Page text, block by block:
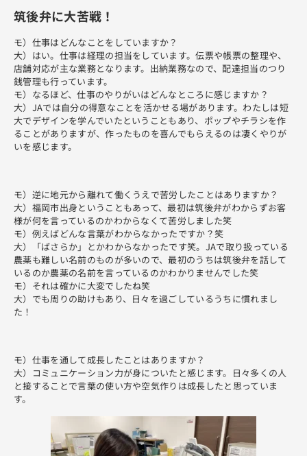
筑後弁に大苦戦！
モ）仕事はどんなことをしていますか？
大）はい。仕事は経理の担当をしています。伝票や帳票の整理や、
店舗対応が主な業務となります。出納業務なので、配達担当のつり
銭管理も行っています。
モ）なるほど、仕事のやりがいはどんなところに感じますか？
大）JAでは自分の得意なことを活かせる場があります。わたしは短
大でデザインを学んでいたということもあり、ポップやチラシを作
ることがありますが、作ったものを喜んでもらえるのは凄くやりが
いを感じます。
モ）逆に地元から離れて働くうえで苦労したことはありますか？
大）福岡市出身ということもあって、最初は筑後弁がわからずお客
様が何を言っているのかわからなくて苦労しました笑
モ）例えばどんな言葉がわからなかったですか？笑
大）「ばさらか」とかわからなかったです笑。JAで取り扱っている
農薬も難しい名前のものが多いので、最初のうちは筑後弁を話して
いるのか農薬の名前を言っているのかわかりませんでした笑
モ）それは確かに大変でしたね笑
大）でも周りの助けもあり、日々を過ごしているうちに慣れまし
た！
モ）仕事を通して成長したことはありますか？
大）コミュニケーション力が身についたと感じます。日々多くの人
と接することで言葉の使い方や空気作りは成長したと思っていま
す。